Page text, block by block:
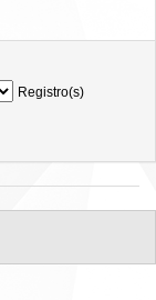
Registro(s)